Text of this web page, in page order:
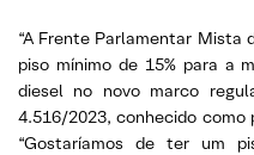
“A Frente Parlamentar Mista
piso mínimo de 15% para a
diesel no novo marco
4.516/2023, conhecido
“Gostaríamos de ter um